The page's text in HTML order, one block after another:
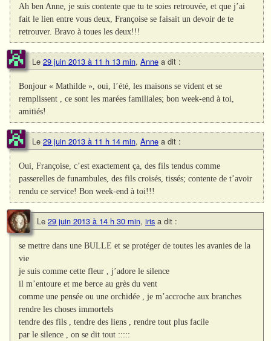
Ah ben Anne, je suis contente que tu te soies retrouvée, et que j’ai
fait le lien entre vous deux, Françoise se faisait un devoir de te
retrouver. Bravo à toues les deux!!!
Le 29 juin 2013 à 11 h 13 min, Anne a dit :
Bonjour « Mathilde », oui, l’été, les maisons se vident et se
remplissent , ce sont les marées familiales; bon week-end à toi,
amitiés!
Le 29 juin 2013 à 11 h 14 min, Anne a dit :
Oui, Françoise, c’est exactement ça, des fils tendus comme
passerelles de funambules, des fils croisés, tissés; contente de t’avoir
rendu ce service! Bon week-end à toi!!!
Le 29 juin 2013 à 14 h 30 min, iris a dit :
se mettre dans une BULLE et se protéger de toutes les avanies de la
vie
je suis comme cette fleur , j’adore le silence
il m’entoure et me berce au grès du vent
comme une pensée ou une orchidée , je m’accroche aux branches
rendre les choses immortels
tendre des fils , tendre des liens , rendre tout plus facile
par le silence , on se dit tout :::::